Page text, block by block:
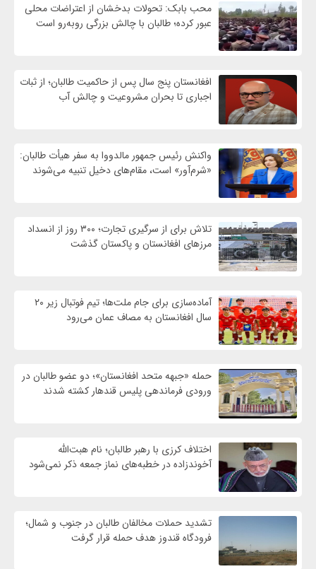
محب بابک: تحولات بدخشان از اعتراضات محلی
عبور کرده؛ طالبان با چالش بزرگی روبه‌رو است
افغانستان پنج سال پس از حاکمیت طالبان؛ از ثبات
اجباری تا بحران مشروعیت و چالش آب
واکنش رئیس جمهور مالدووا به سفر هیأت طالبان:
«شرم‌آور» است، مقام‌های دخیل تنبیه می‌شوند
تلاش برای از سرگیری تجارت؛ ۳۰۰ روز از انسداد
مرزهای افغانستان و پاکستان گذشت
آماده‌سازی برای جام ملت‌ها؛ تیم فوتبال زیر ۲۰
سال افغانستان به مصاف عمان می‌رود
حمله «جبهه متحد افغانستان»؛ دو عضو طالبان در
ورودی فرماندهی پلیس قندهار کشته شدند
اختلاف کرزی با رهبر طالبان؛ نام هبت‌الله
آخوندزاده در خطبه‌های نماز جمعه ذکر نمی‌شود
تشدید حملات مخالفان طالبان در جنوب و شمال؛
فرودگاه قندوز هدف حمله قرار گرفت